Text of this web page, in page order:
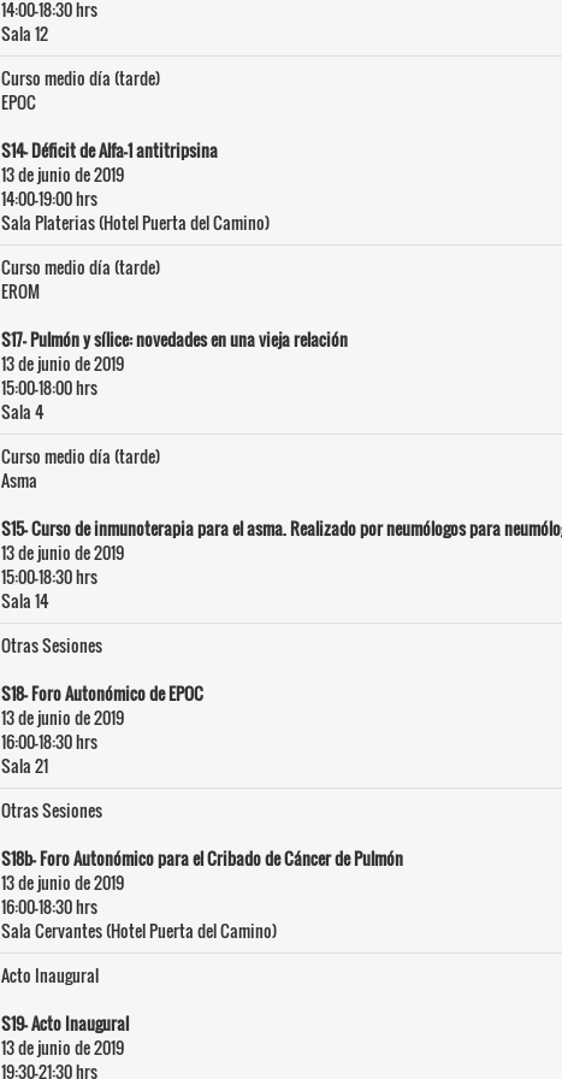
14:00-18:30 hrs
Sala 12
Curso medio día (tarde)
EPOC
S14- Déficit de Alfa-1 antitripsina
13 de junio de 2019
14:00-19:00 hrs
Sala Platerias (Hotel Puerta del Camino)
Curso medio día (tarde)
EROM
S17- Pulmón y sílice: novedades en una vieja relación
13 de junio de 2019
15:00-18:00 hrs
Sala 4
Curso medio día (tarde)
Asma
S15- Curso de inmunoterapia para el asma. Realizado por neumólogos para
13 de junio de 2019
15:00-18:30 hrs
Sala 14
Otras Sesiones
S18- Foro Autonómico de EPOC
13 de junio de 2019
16:00-18:30 hrs
Sala 21
Otras Sesiones
S18b- Foro Autonómico para el Cribado de Cáncer de Pulmón
13 de junio de 2019
16:00-18:30 hrs
Sala Cervantes (Hotel Puerta del Camino)
Acto Inaugural
S19- Acto Inaugural
13 de junio de 2019
19:30-21:30 hrs